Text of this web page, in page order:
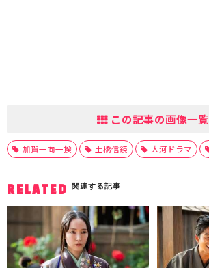
この記事の画像一覧
加賀一向一揆 土橋信鏡 大河ドラマ
RELATED 関連する記事